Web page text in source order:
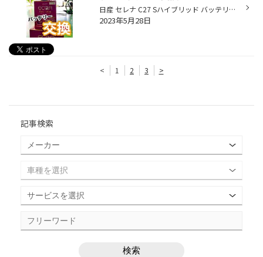
日産 セレナ C27 Sハイブリッド バッテリー交換作業♪ 今回は、日産セレナのバッテリー交換作業のご紹介です！ 日産セレナのSハイブリッドは、 バッテリーが２つ搭載されています！ 【作業内容】 車種：日産 セレナ C27 Sハイブリッド 商品：GSユアサバッテリー エコ.アール レボリューション GSユア...
2023年5月28日
< 1 2 3 >
記事検索